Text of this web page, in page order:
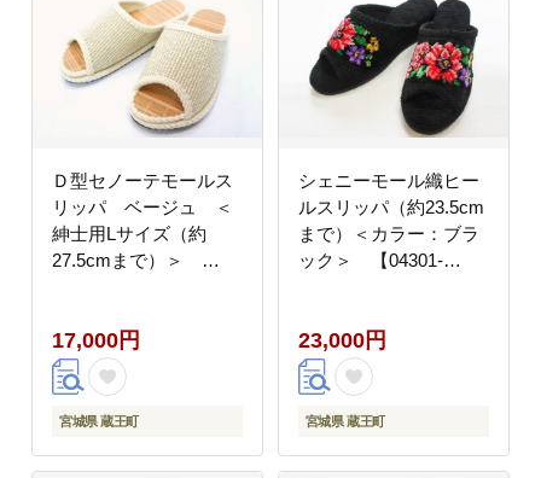
Ｄ型セノーテモールス
リッパ ベージュ ＜
紳士用Lサイズ（約
27.5cmまで）＞
17,000円
宮城県 蔵王町
シェニーモール織ヒー
ルスリッパ（約23.5cm
まで）＜カラー：ブラ
ック＞ 【04301-
23,000円
宮城県 蔵王町